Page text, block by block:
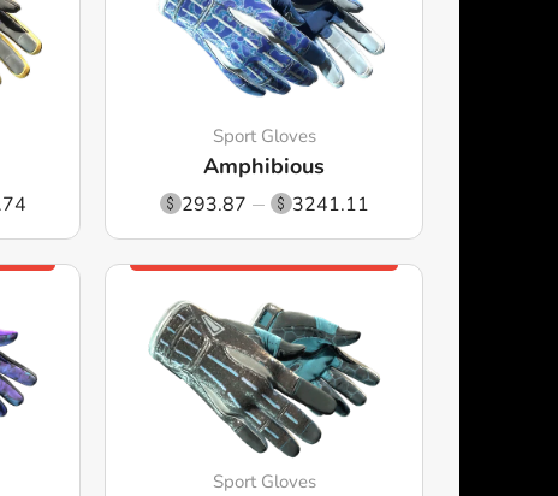
Sport Gloves
Amphibious
293.87 3241.11
Sport Gloves